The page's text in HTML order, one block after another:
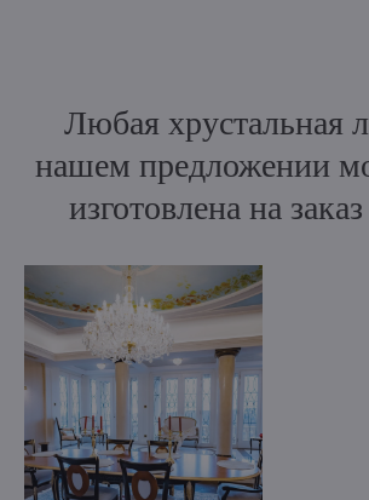
Любая хрустальная
нашем предложении
изготовлена на